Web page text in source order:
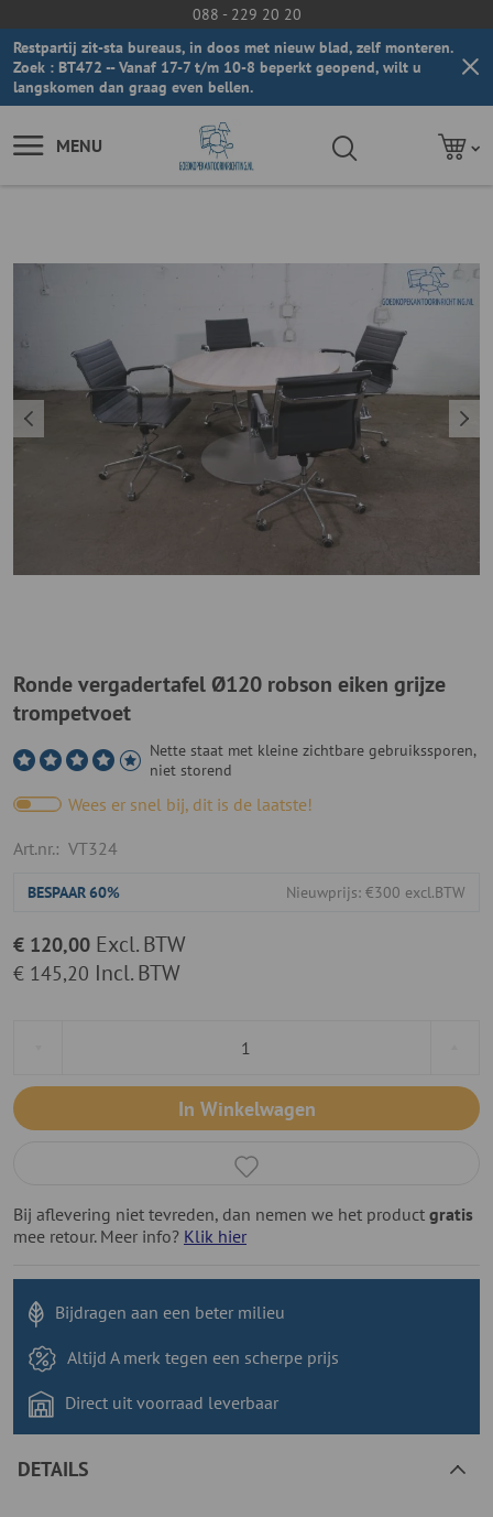
088 - 229 20 20
Restpartij zit-sta bureaus, in doos met nieuw blad, zelf monteren.
Zoek : BT472 -- Vanaf 17-7 t/m 10-8 beperkt geopend, wilt u
langskomen dan graag even bellen.
MENU
Ronde vergadertafel Ø120 robson eiken grijze
trompetvoet
Nette staat met kleine zichtbare gebruikssporen,
niet storend
Wees er snel bij, dit is de laatste!
Art.nr.: VT324
BESPAAR60% Nieuwprijs: €300 excl.BTW
€ 145,20 Incl. BTW
€ 120,00 Excl. BTW
In Winkelwagen
Bij aflevering niet tevreden, dan nemen we het product gratis
mee retour. Meer info? Klik hier
Bijdragen aan een beter milieu
Altijd A merk tegen een scherpe prijs
Direct uit voorraad leverbaar
DETAILS